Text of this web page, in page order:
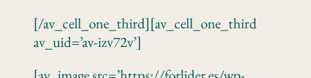
[/av_cell_one_third][av_cell_one_third
av_uid=’av-izv72v’]